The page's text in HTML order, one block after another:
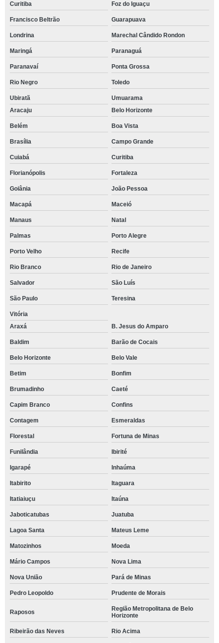
Curitiba Foz do Iguaçu
Francisco Beltrão Guarapuava
Londrina Marechal Cândido Rondon
Maringá Paranaguá
Paranavaí Ponta Grossa
Rio Negro Toledo
Ubiratã
Umuarama
Aracaju
Belo Horizonte
Belém Boa Vista
Brasília Campo Grande
Cuiabá Curitiba
Florianópolis Fortaleza
Goiânia João Pessoa
Macapá Maceió
Manaus Natal
Palmas Porto Alegre
Porto Velho Recife
Rio Branco Rio de Janeiro
Salvador São Luís
São Paulo Teresina
Vitória
Araxá
B. Jesus do Amparo
Baldim Barão de Cocais
Belo Horizonte Belo Vale
Betim Bonfim
Brumadinho Caeté
Capim Branco Confins
Contagem Esmeraldas
Florestal Fortuna de Minas
Funilândia Ibirité
Igarapé Inhaúma
Itabirito Itaguara
Itatiaiuçu Itaúna
Jaboticatubas Juatuba
Lagoa Santa Mateus Leme
Matozinhos Moeda
Mário Campos Nova Lima
Nova União Pará de Minas
Pedro Leopoldo Prudente de Morais
Raposos
Região Metropolitana de Belo
Horizonte
Ribeirão das Neves Rio Acima